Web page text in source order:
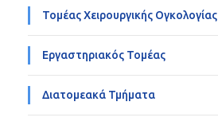
Τομέας Χειρουργικής Ογκολογίας
Εργαστηριακός Τομέας
Διατομεακά Τμήματα